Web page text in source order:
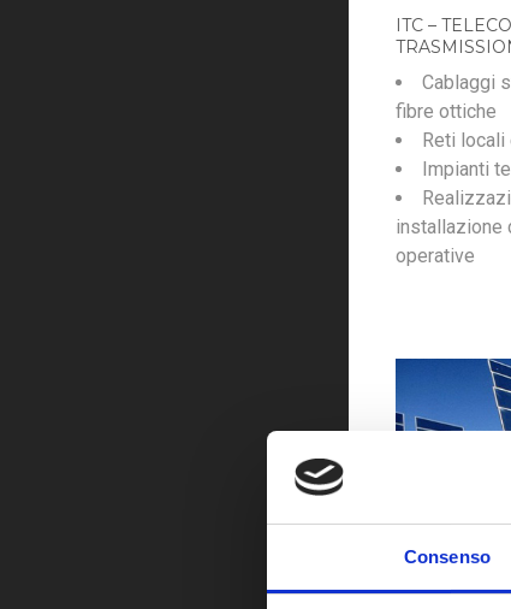
Consenso
ITC –
Cablaggi
fibre ottiche
Reti
Impianti
installazione
operative